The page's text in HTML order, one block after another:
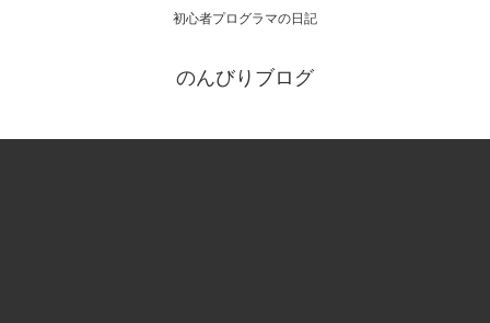
初心者プログラマの日記
のんびりブログ